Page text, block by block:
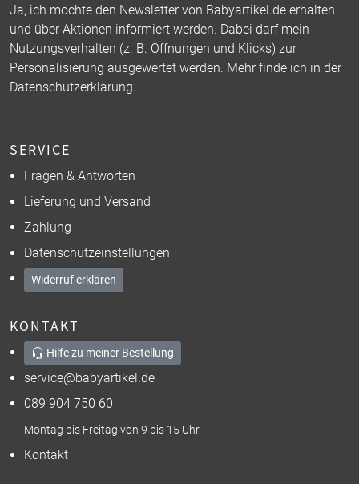
Ja, ich möchte den Newsletter von Babyartikel.de erhalten
und über Aktionen informiert werden. Dabei darf mein
Nutzungsverhalten (z. B. Öffnungen und Klicks) zur
Personalisierung ausgewertet werden. Mehr finde ich in der
Datenschutzerklärung.
SERVICE
Fragen & Antworten
Lieferung und Versand
Zahlung
Datenschutzeinstellungen
Widerruf erklären
KONTAKT
Hilfe zu meiner Bestellung
service@babyartikel.de
089 904 750 60
Montag bis Freitag von 9 bis 15 Uhr
Kontakt